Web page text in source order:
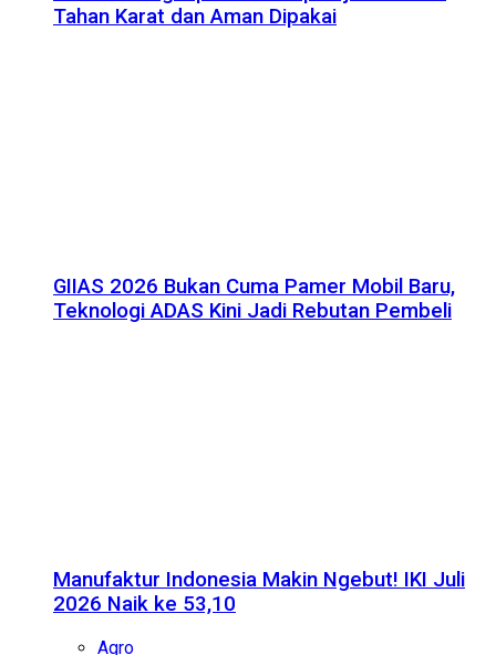
Tahan Karat dan Aman Dipakai
GIIAS 2026 Bukan Cuma Pamer Mobil Baru,
Teknologi ADAS Kini Jadi Rebutan Pembeli
Manufaktur Indonesia Makin Ngebut! IKI Juli
2026 Naik ke 53,10
Agro